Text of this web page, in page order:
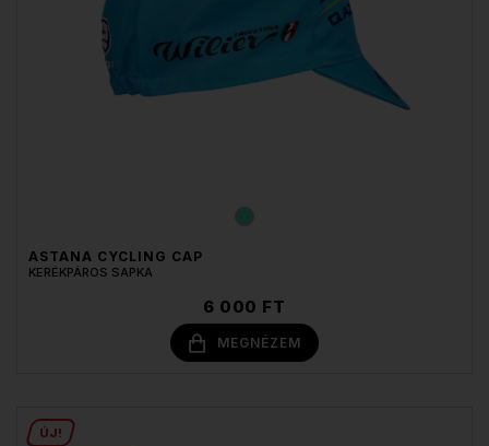
ASTANA CYCLING CAP
KERÉKPÁROS SAPKA
6 000 FT
MEGNÉZEM
ÚJ!